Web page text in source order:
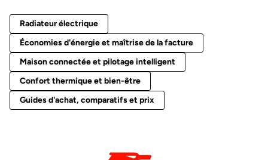
Radiateur électrique
Économies d'énergie et maîtrise de la facture
Maison connectée et pilotage intelligent
Confort thermique et bien-être
Guides d'achat, comparatifs et prix